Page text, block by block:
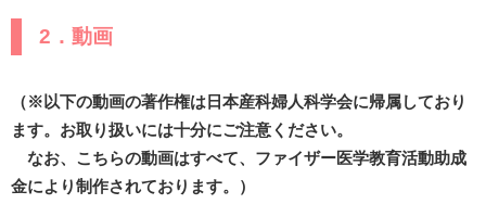
2．動画
（※以下の動画の著作権は日本産科婦人科学会に帰属しており
ます。お取り扱いには十分にご注意ください。
なお、こちらの動画はすべて、ファイザー医学教育活動助成
金により制作されております。）